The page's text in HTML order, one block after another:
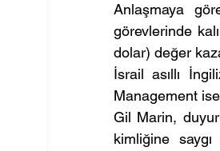
Anlaşmaya
görevlerinde
dolar) değer
İsrail asıllı
Management
Gil Marin,
kimliğine